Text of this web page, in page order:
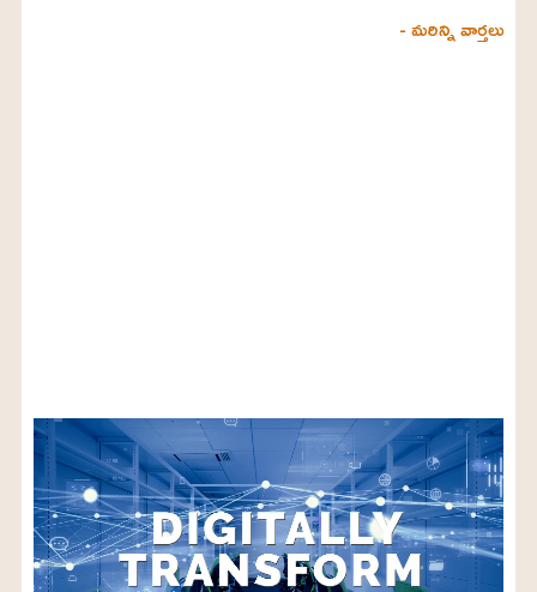
- మరిన్ని వార్తలు